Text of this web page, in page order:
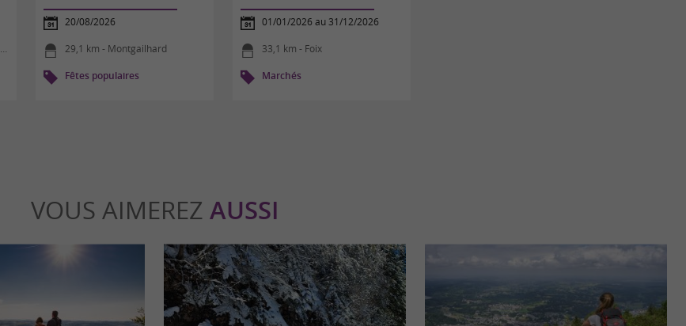
20/08/2026
29,1 km - Montgailhard
Fêtes populaires
01/01/2026 au 31/12/2026
33,1 km - Foix
Marchés
VOUS AIMEREZ AUSSI